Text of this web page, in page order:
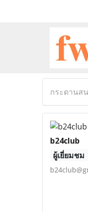
กระดานส
b24club
ผู้เยี่ยมชม